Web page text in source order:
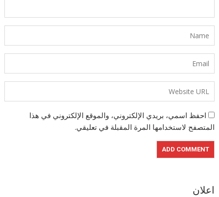
احفظ اسمي، بريدي الإلكتروني، والموقع الإلكتروني في هذا
المتصفح لاستخدامها المرة المقبلة في تعليقي.
اعلان